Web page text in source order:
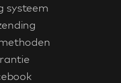
systeem